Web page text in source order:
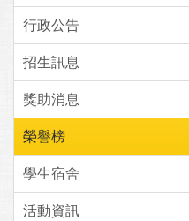
行政公告
招生訊息
獎助消息
榮譽榜
學生宿舍
活動資訊